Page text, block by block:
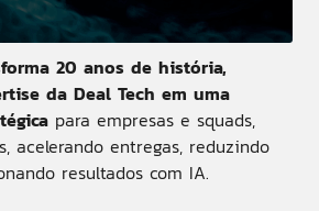
20 anos de história,
da Deal Tech em uma
para empresas e squads,
acelerando entregas, reduzindo
resultados com IA.